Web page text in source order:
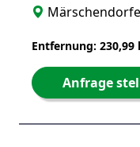
Entfernung: 230,99
Anfrage